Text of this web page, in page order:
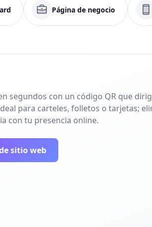
Página de negocio
segundos con un código QR que
para carteles, folletos o tarjetas;
con tu presencia online.
sitio web